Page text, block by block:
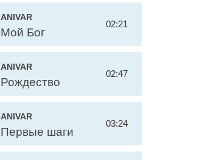
ANIVAR
Мой Бог
02:21
ANIVAR
Рождество
02:47
ANIVAR
Первые шаги
03:24